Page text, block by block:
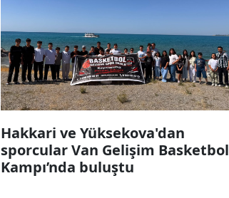
Hakkari ve Yüksekova'dan
sporcular Van Gelişim Basketbol
Kampı’nda buluştu